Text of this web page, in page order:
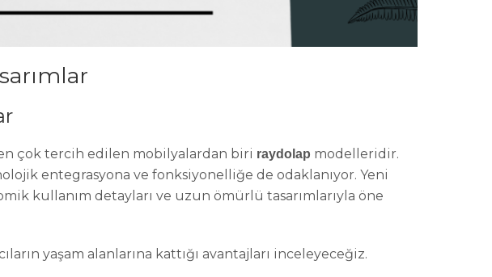
çok tercih edilen mobilyalardan biri raydolap modelleridir.
entegrasyona ve fonksiyonelliğe de odaklanıyor. Yeni
kullanım detayları ve uzun ömürlü tasarımlarıyla öne
yaşam alanlarına kattığı avantajları inceleyeceğiz.